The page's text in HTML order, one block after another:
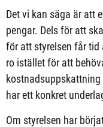
Det vi kan säga är att
pengar. Dels för att
för att styrelsen får tid
ro istället för att
har ett konkret
Om styrelsen har